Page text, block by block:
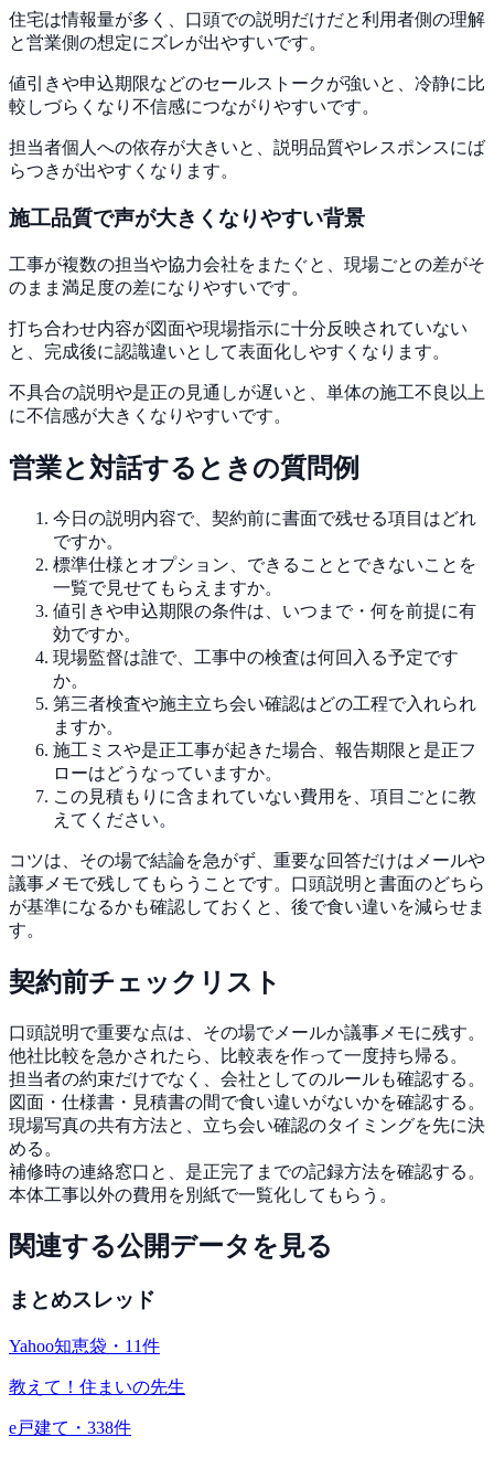
住宅は情報量が多く、口頭での説明だけだと利用者側の理解
と営業側の想定にズレが出やすいです。
値引きや申込期限などのセールストークが強いと、冷静に比
較しづらくなり不信感につながりやすいです。
担当者個人への依存が大きいと、説明品質やレスポンスにば
らつきが出やすくなります。
施工品質で声が大きくなりやすい背景
工事が複数の担当や協力会社をまたぐと、現場ごとの差がそ
のまま満足度の差になりやすいです。
打ち合わせ内容が図面や現場指示に十分反映されていない
と、完成後に認識違いとして表面化しやすくなります。
不具合の説明や是正の見通しが遅いと、単体の施工不良以上
に不信感が大きくなりやすいです。
営業と対話するときの質問例
今日の説明内容で、契約前に書面で残せる項目はどれ
ですか。
標準仕様とオプション、できることとできないことを
一覧で見せてもらえますか。
値引きや申込期限の条件は、いつまで・何を前提に有
効ですか。
現場監督は誰で、工事中の検査は何回入る予定です
か。
第三者検査や施主立ち会い確認はどの工程で入れられ
ますか。
施工ミスや是正工事が起きた場合、報告期限と是正フ
ローはどうなっていますか。
この見積もりに含まれていない費用を、項目ごとに教
えてください。
コツは、その場で結論を急がず、重要な回答だけはメールや
議事メモで残してもらうことです。口頭説明と書面のどちら
が基準になるかも確認しておくと、後で食い違いを減らせま
す。
契約前チェックリスト
口頭説明で重要な点は、その場でメールか議事メモに残す。
他社比較を急かされたら、比較表を作って一度持ち帰る。
担当者の約束だけでなく、会社としてのルールも確認する。
図面・仕様書・見積書の間で食い違いがないかを確認する。
現場写真の共有方法と、立ち会い確認のタイミングを先に決
める。
補修時の連絡窓口と、是正完了までの記録方法を確認する。
本体工事以外の費用を別紙で一覧化してもらう。
関連する公開データを見る
まとめスレッド
Yahoo知恵袋 ・ 11件
教えて！住まいの先生
e戸建て ・ 338件